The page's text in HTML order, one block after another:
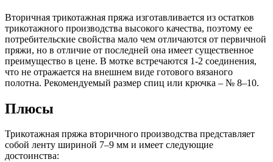
Вторичная трикотажная пряжа изготавливается из остатков
трикотажного производства высокого качества, поэтому ее
потребительские свойства мало чем отличаются от первичной
пряжи, но в отличие от последней она имеет существенное
преимущество в цене. В мотке встречаются 1-2 соединения,
что не отражается на внешнем виде готового вязаного
полотна. Рекомендуемый размер спиц или крючка ‒ № 8‒10.
Плюсы
Трикотажная пряжа вторичного производства представляет
собой ленту шириной 7‒9 мм и имеет следующие
достоинства: